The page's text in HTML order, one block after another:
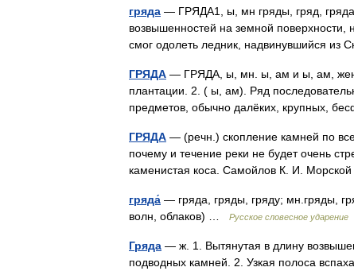
гряда — ГРЯДА1, ы, мн гряды, гряд,
возвышенностей на земной поверхности,
смог одолеть ледник, надвинувшийся
ГРЯДА — ГРЯДА, ы, мн. ы, ам и ы, ам, жен.
плантации. 2. ( ы, ам). Ряд
предметов, обычно далёких, крупных,
ГРЯДА — (речн.) скопление камней по
почему и течение реки не будет очень
каменистая коса. Самойлов К. И.
гряда́ — гряда, гряды, гряду; мн.гряды,
волн, облаков) …
Русское словесное ударение
Гряда — ж. 1. Вытянутая в длину
подводных камней. 2. Узкая полоса